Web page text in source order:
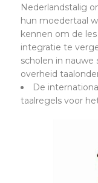
Nederlandstalig
hun moedertaal
kennen om de
integratie te
scholen in
overheid
De
taalregels voor